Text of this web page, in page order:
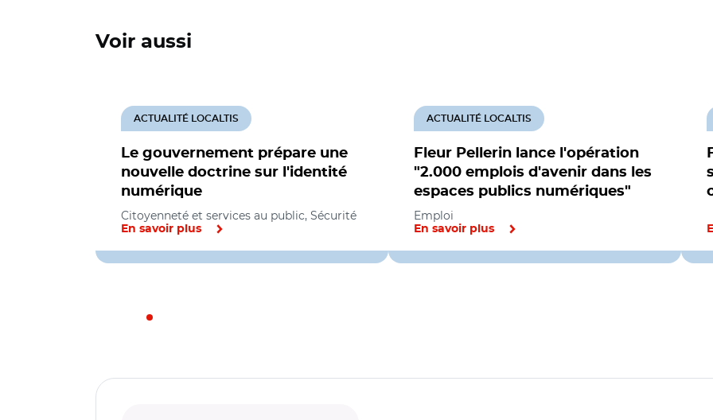
Voir aussi
Le gouvernement prépare une
nouvelle doctrine sur l'identité
numérique
ACTUALITÉ LOCALTIS
Citoyenneté et services au public, Sécurité
En savoir plus
Fleur Pellerin lance l'opération
"2.000 emplois d'avenir dans les
espaces publics numériques"
ACTUALITÉ LOCALTIS
Emploi
En savoir plus